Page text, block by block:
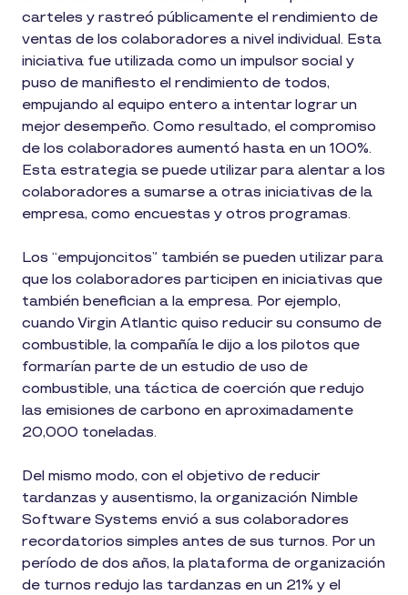
carteles y rastreó públicamente el rendimiento de
ventas de los colaboradores a nivel individual. Esta
iniciativa fue utilizada como un impulsor social y
puso de manifiesto el rendimiento de todos,
empujando al equipo entero a intentar lograr un
mejor desempeño. Como resultado, el compromiso
de los colaboradores aumentó hasta en un 100%.
Esta estrategia se puede utilizar para alentar a los
colaboradores a sumarse a otras iniciativas de la
empresa, como encuestas y otros programas.
Los “empujoncitos” también se pueden utilizar para
que los colaboradores participen en iniciativas que
también benefician a la empresa. Por ejemplo,
cuando Virgin Atlantic quiso reducir su consumo de
combustible, la compañía le dijo a los pilotos que
formarían parte de un estudio de uso de
combustible, una táctica de coerción que redujo
las emisiones de carbono en aproximadamente
20,000 toneladas.
Del mismo modo, con el objetivo de reducir
tardanzas y ausentismo, la organización Nimble
Software Systems envió a sus colaboradores
recordatorios simples antes de sus turnos. Por un
período de dos años, la plataforma de organización
de turnos redujo las tardanzas en un 21% y el